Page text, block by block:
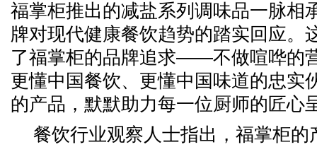
福掌柜推出的减盐系列调味品一脉相
牌对现代健康餐饮趋势的踏实回应。
了福掌柜的品牌追求——不做喧哗的
更懂中国餐饮、更懂中国味道的忠实
的产品，默默助力每一位厨师的匠心
餐饮行业观察人士指出，福掌柜的